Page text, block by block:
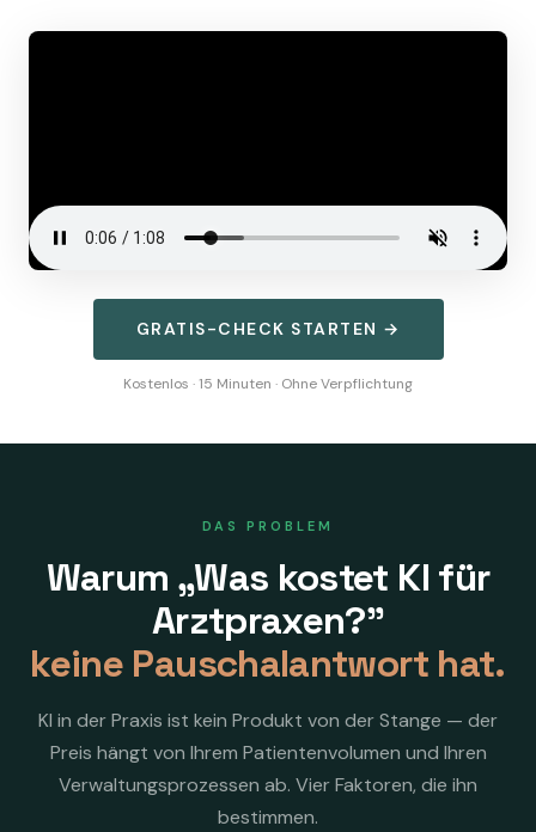
GRATIS-CHECK STARTEN →
Kostenlos · 15 Minuten · Ohne Verpflichtung
DAS PROBLEM
Warum „Was kostet KI für
Arztpraxen?"
keine Pauschalantwort hat.
KI in der Praxis ist kein Produkt von der Stange — der
Preis hängt von Ihrem Patientenvolumen und Ihren
Verwaltungsprozessen ab. Vier Faktoren, die ihn
bestimmen.